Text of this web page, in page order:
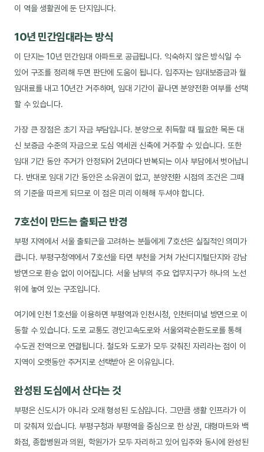
이 역을 생활권에 둔 단지입니다.
10년 민간임대라는 방식
이 단지는 10년 민간임대 아파트로 공급됩니다. 익숙하지 않은 방식일 수
있어 구조를 정리해 두면 판단에 도움이 됩니다. 입주자는 임대보증금과 월
임대료를 내고 10년간 거주하며, 임대 기간이 끝나면 분양전환 여부를 선택
할 수 있습니다.
가장 큰 장점은 초기 자금 부담입니다. 분양으로 취득할 때 필요한 목돈 대
신 보증금 수준의 자금으로 도심 역세권 신축에 거주할 수 있습니다. 또한
임대 기간 동안 주거가 안정되어 2년마다 반복되는 이사 부담에서 벗어납니
다. 반대로 임대 기간 동안은 소유권이 없고, 분양전환 시점의 조건은 그때
의 기준을 따르게 되므로 이 점은 미리 이해해 두셔야 합니다.
7호선이 만드는 출퇴근 반경
부평 지역에서 서울 출퇴근을 고려하는 분들에게 7호선은 실질적인 의미가
큽니다. 부평구청역에서 7호선을 타면 부천을 거쳐 가산디지털단지와 강남
방면으로 환승 없이 이어집니다. 서울 남부의 주요 업무지구가 하나의 노선
위에 놓여 있는 구조입니다.
여기에 인천 1호선을 이용하면 부평역과 인천시청, 인천터미널 방면으로 이
동할 수 있습니다. 도로 교통도 경인고속도로와 서울외곽순환도로를 통해
수도권 전역으로 연결됩니다. 철도와 도로가 모두 갖춰진 자리라는 점이 이
지역이 오랫동안 주거지로 선택받아 온 이유입니다.
완성된 도심에서 산다는 것
부평은 신도시가 아니라 오래 형성된 도심입니다. 그만큼 생활 인프라가 이
미 갖춰져 있습니다. 부평구청과 부평역을 중심으로 한 상권, 대형마트와 백
화점, 종합병원과 의원, 학원가가 모두 자리하고 있어 입주와 동시에 완성된